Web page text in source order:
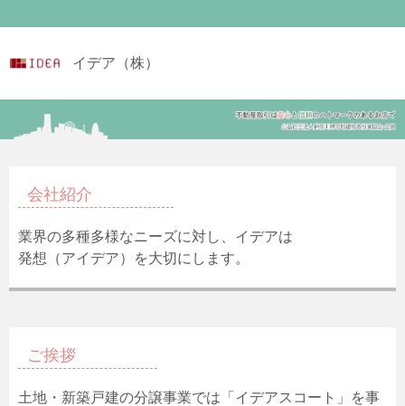
イデア（株）
会社紹介
業界の多種多様なニーズに対し、イデアは
発想（アイデア）を大切にします。
ご挨拶
土地・新築戸建の分譲事業では「イデアスコート」を事